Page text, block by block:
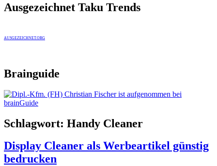
Ausgezeichnet Taku Trends
AUSGEZEICHNET.ORG
Brainguide
Schlagwort: Handy Cleaner
Display Cleaner als Werbeartikel günstig
bedrucken